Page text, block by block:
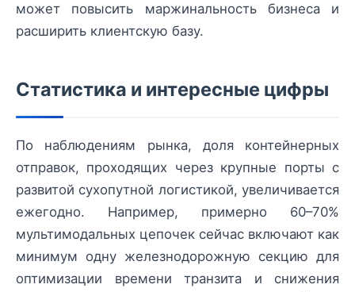
может повысить маржинальность бизнеса и
расширить клиентскую базу.
Статистика и интересные цифры
По наблюдениям рынка, доля контейнерных
отправок, проходящих через крупные порты с
развитой сухопутной логистикой, увеличивается
ежегодно. Например, примерно 60–70%
мультимодальных цепочек сейчас включают как
минимум одну железнодорожную секцию для
оптимизации времени транзита и снижения